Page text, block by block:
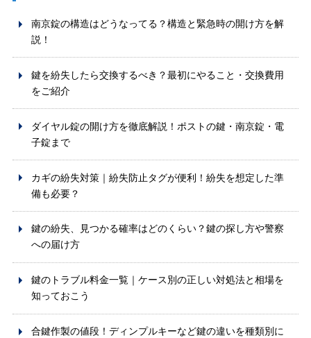
南京錠の構造はどうなってる？構造と緊急時の開け方を解
説！
鍵を紛失したら交換するべき？最初にやること・交換費用
をご紹介
ダイヤル錠の開け方を徹底解説！ポストの鍵・南京錠・電
子錠まで
カギの紛失対策｜紛失防止タグが便利！紛失を想定した準
備も必要？
鍵の紛失、見つかる確率はどのくらい？鍵の探し方や警察
への届け方
鍵のトラブル料金一覧｜ケース別の正しい対処法と相場を
知っておこう
合鍵作製の値段！ディンプルキーなど鍵の違いを種類別に